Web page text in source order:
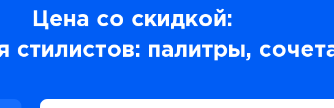
Цена со скидкой:
стилистов: палитры,